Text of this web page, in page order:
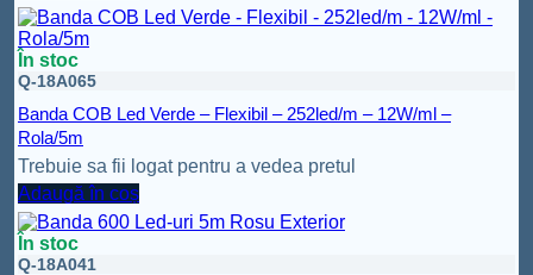
În stoc
Q-18A065
Banda COB Led Verde – Flexibil – 252led/m – 12W/ml –
Rola/5m
Trebuie sa fii logat pentru a vedea pretul
Adaugă în coș
În stoc
Q-18A041